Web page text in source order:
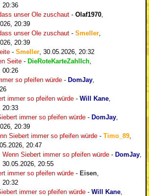
20:36
unser Ole zuschaut - Olaf1970
20:39
unser Ole zuschaut - Smeller
20:39
- Smeller 30.05.2026, 20:32
Seite - DieRoteKarteZahlIch
00:26
so pfeifen würde - DomJay
immer so pfeifen würde - Will Kane
20:33
immer so pfeifen würde - DomJay
20:39
Siebert immer so pfeifen würde - Timo_89
20:47
Wenn Siebert immer so pfeifen würde - DomJay
30.05.2026, 20:55
immer so pfeifen würde - Eisen
20:32
immer so pfeifen würde - Will Kane